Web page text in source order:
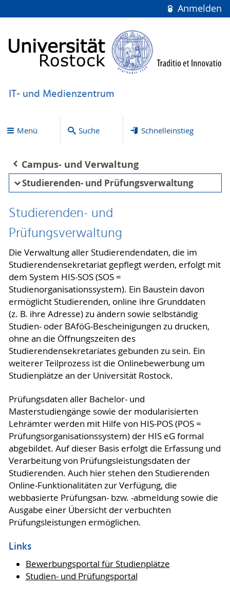
Anmelden
IT- und Medienzentrum
Menü Suche Schnelleinstieg
Campus- und Verwaltung
Studierenden- und Prüfungsverwaltung
Studierenden- und
Prüfungsverwaltung
Die Verwaltung aller Studierendendaten, die im
Studierendensekretariat gepflegt werden, erfolgt mit
dem System HIS-SOS (SOS =
Studienorganisationssystem). Ein Baustein davon
ermöglicht Studierenden, online ihre Grunddaten
(z. B. ihre Adresse) zu ändern sowie selbständig
Studien- oder BAföG-Bescheinigungen zu drucken,
ohne an die Öffnungszeiten des
Studierendensekretariates gebunden zu sein. Ein
weiterer Teilprozess ist die Onlinebewerbung um
Studienplätze an der Universität Rostock.
Prüfungsdaten aller Bachelor- und
Masterstudiengänge sowie der modularisierten
Lehrämter werden mit Hilfe von HIS-POS (POS =
Prüfungsorganisationssystem) der HIS eG formal
abgebildet. Auf dieser Basis erfolgt die Erfassung und
Verarbeitung von Prüfungsleistungsdaten der
Studierenden. Auch hier stehen den Studierenden
Online-Funktionalitäten zur Verfügung, die
webbasierte Prüfungsan- bzw. -abmeldung sowie die
Ausgabe einer Übersicht der verbuchten
Prüfungsleistungen ermöglichen.
Links
Bewerbungsportal für Studienplätze
Studien- und Prüfungsportal